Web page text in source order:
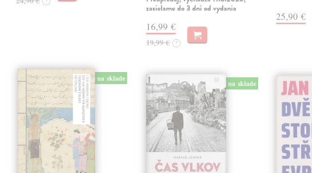
zasielame do 3 dní od vydania
16,99 €
19,99 € ?
25,90 €
na sklade
na sklade